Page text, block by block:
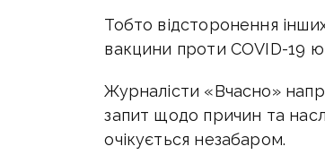
Тобто відсторонення інших
вакцини проти COVID-19
Журналісти «Вчасно»
запит щодо причин та
очікується незабаром.